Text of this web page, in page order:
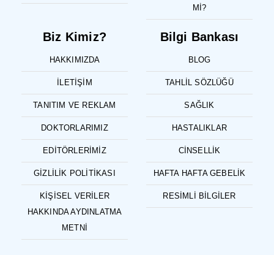
MI?
Biz Kimiz?
HAKKIMIZDA
İLETIŞIM
TANITIM VE REKLAM
DOKTORLARIMIZ
EDITÖRLERIMIZ
GIZLILIK POLITIKASI
KIŞISEL VERILER
HAKKINDA AYDINLATMA
METNI
Bilgi Bankası
BLOG
TAHLIL SÖZLÜĞÜ
SAĞLIK
HASTALIKLAR
CINSELLIK
HAFTA HAFTA GEBELIK
RESIMLI BILGILER